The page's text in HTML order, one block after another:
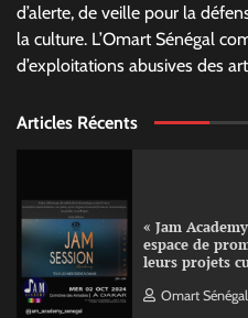
d’alerte, de veille pour la
la culture. L’Omart Sénégal
d’exploitations abusives des
Articles Récents
« Jam
espace de
leurs projets
Omart Sénégal